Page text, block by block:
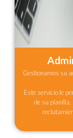
Gestionamos su
Este servicio le
de su planilla.